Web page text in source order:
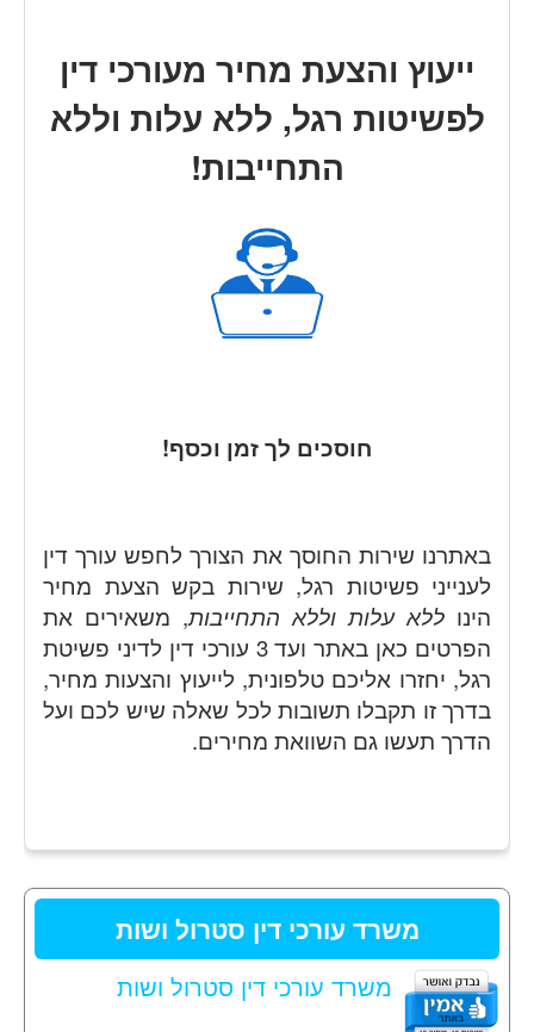
ייעוץ והצעת מחיר מעורכי דין
לפשיטות רגל, ללא עלות וללא
התחייבות!
חוסכים לך זמן וכסף!
באתרנו שירות החוסך את הצורך לחפש עורך דין
לענייני פשיטות רגל, שירות בקש הצעת מחיר
הינו ללא עלות וללא התחייבות, משאירים את
הפרטים כאן באתר ועד 3 עורכי דין לדיני פשיטת
רגל, יחזרו אליכם טלפונית, לייעוץ והצעות מחיר,
בדרך זו תקבלו תשובות לכל שאלה שיש לכם ועל
הדרך תעשו גם השוואת מחירים.
משרד עורכי דין סטרול ושות
משרד עורכי דין סטרול ושות